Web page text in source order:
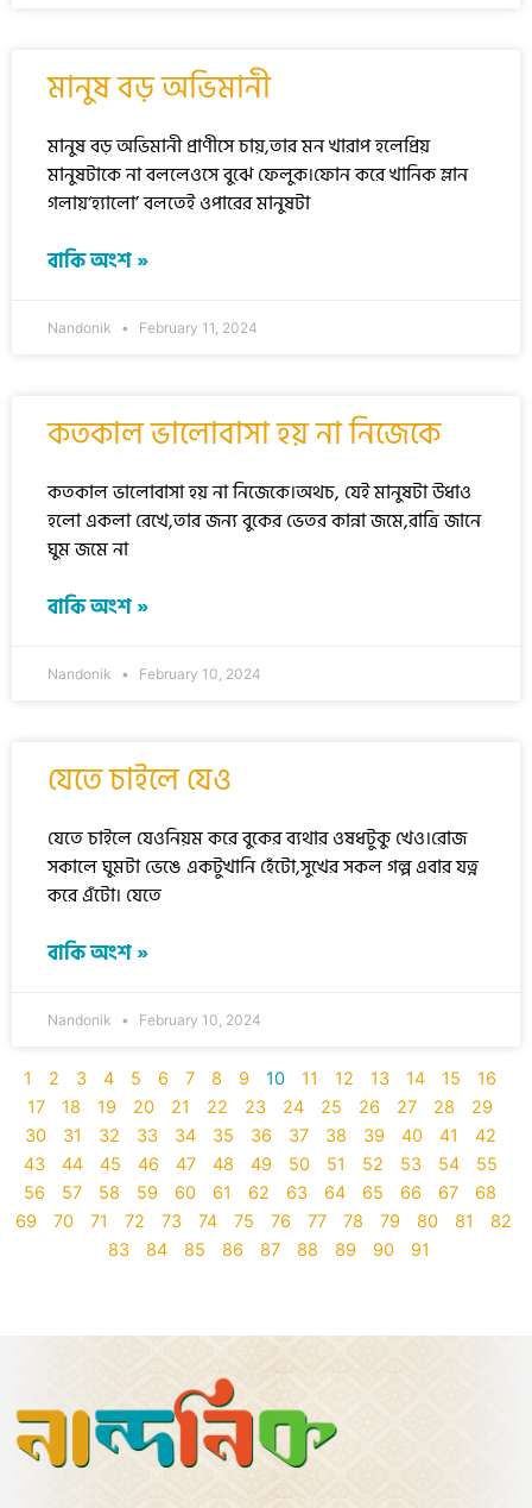
মানুষ বড় অভিমানী
মানুষ বড় অভিমানী প্রাণীসে চায়,তার মন খারাপ হলেপ্রিয়
মানুষটাকে না বললেওসে বুঝে ফেলুক।ফোন করে খানিক ম্লান
গলায়‘হ্যালো’ বলতেই ওপারের মানুষটা
বাকি অংশ »
Nandonik February 11, 2024
কতকাল ভালোবাসা হয় না নিজেকে
কতকাল ভালোবাসা হয় না নিজেকে।অথচ, যেই মানুষটা উধাও
হলো একলা রেখে,তার জন্য বুকের ভেতর কান্না জমে,রাত্রি জানে
ঘুম জমে না
বাকি অংশ »
Nandonik February 10, 2024
যেতে চাইলে যেও
যেতে চাইলে যেওনিয়ম করে বুকের ব্যথার ওষধটুকু খেও।রোজ
সকালে ঘুমটা ভেঙে একটুখানি হেঁটো,সুখের সকল গল্প এবার যত্ন
করে এঁটো। যেতে
বাকি অংশ »
Nandonik February 10, 2024
1 2 3 4 5 6 7 8 9 10 11 12 13 14 15
16
17
18 19 20 21 22 23 24 25 26 27 28
29
30
31 32 33 34 35 36 37 38 39 40 41
42
43
44 45 46 47 48 49 50 51 52 53 54
55
56
57 58 59 60 61 62 63 64 65 66 67
68
69
70 71 72 73 74 75 76 77 78 79 80 81
82
83
84 85 86 87 88 89 90 91